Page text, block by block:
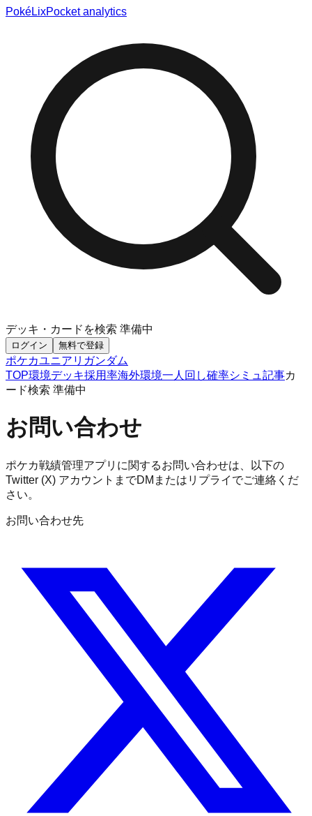
PokéLixPocket analytics
デッキ・カードを検索 準備中
ログイン 無料で登録
ポケカユニアリ ガンダム
TOP環境デッキ採用率海外環境一人回し確率シミュ 記事カ
ード検索 準備中
お問い合わせ
ポケカ戦績管理アプリに関するお問い合わせは、以下の
Twitter (X) アカウントまでDMまたはリプライでご連絡くだ
さい。
お問い合わせ先